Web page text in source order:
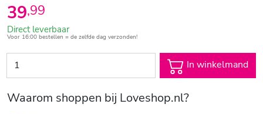
39,99
Direct leverbaar
Voor 16:00 bestellen = de zelfde dag verzonden!
In winkelmand
Waarom shoppen bij Loveshop.nl?